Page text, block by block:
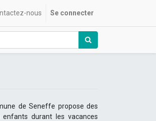
nous Se connecter
de Seneffe propose des
durant les vacances